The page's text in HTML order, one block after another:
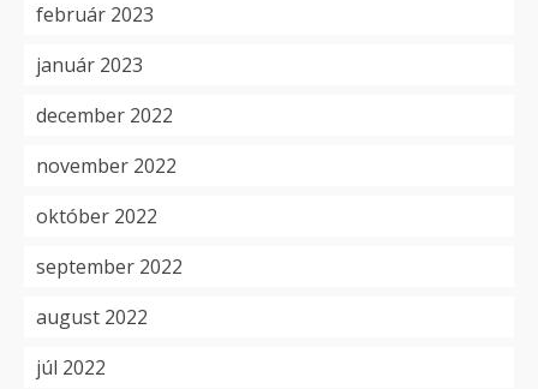
február 2023
január 2023
december 2022
november 2022
október 2022
september 2022
august 2022
júl 2022